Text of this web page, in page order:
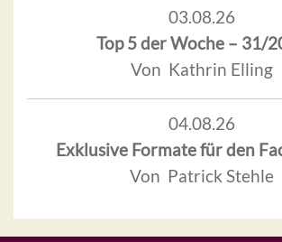
03.08.26
Top 5 der Woche – 31/
Von Kathrin Elling
04.08.26
Exklusive Formate für den
Von Patrick Stehle